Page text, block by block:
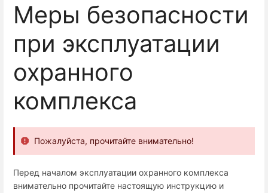
Меры безопасности
при эксплуатации
охранного
комплекса
Пожалуйста, прочитайте внимательно!
Перед началом эксплуатации охранного комплекса
внимательно прочитайте настоящую инструкцию и